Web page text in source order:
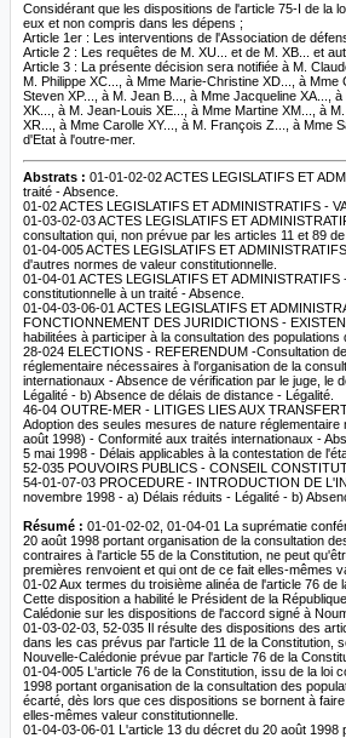
Considérant que les dispositions de l'article 75-I de la
eux et non compris dans les dépens ;
Article 1er : Les interventions de l'Association de
Article 2 : Les requêtes de M. XU... et de M. XB... et
Article 3 : La présente décision sera notifiée à M.
M. Philippe XC..., à Mme Marie-Christine XD..., à
Steven XP..., à M. Jean B..., à Mme Jacqueline XA...,
XK..., à M. Jean-Louis XE..., à Mme Martine XM..., à
XR..., à Mme Carolle XY..., à M. François Z..., à Mme
d'Etat à l'outre-mer.
Abstrats : 01-01-02-02 ACTES LEGISLATIFS ET
traité - Absence.
01-02 ACTES LEGISLATIFS ET ADMINISTRATIFS -
01-03-02-03 ACTES LEGISLATIFS ET
consultation qui, non prévue par les articles 11 et 89
01-04-005 ACTES LEGISLATIFS ET
d'autres normes de valeur constitutionnelle.
01-04-01 ACTES LEGISLATIFS ET
constitutionnelle à un traité - Absence.
01-04-03-06-01 ACTES LEGISLATIFS ET
FONCTIONNEMENT DES JURIDICTIONS -
habilitées à participer à la consultation des
28-024 ELECTIONS - REFERENDUM -Consultation
réglementaire nécessaires à l'organisation de la
internationaux - Absence de vérification par le juge, le
Légalité - b) Absence de délais de distance - Légalité.
46-04 OUTRE-MER - LITIGES LIES AUX
Adoption des seules mesures de nature
août 1998) - Conformité aux traités internationaux -
5 mai 1998 - Délais applicables à la contestation de
52-035 POUVOIRS PUBLICS - CONSEIL
54-01-07-03 PROCEDURE - INTRODUCTION DE
novembre 1998 - a) Délais réduits - Légalité - b)
Résumé : 01-01-02-02, 01-04-01 La suprématie
20 août 1998 portant organisation de la consultation
contraires à l'article 55 de la Constitution, ne peut
premières renvoient et qui ont de ce fait elles-mêmes
01-02 Aux termes du troisième alinéa de l'article 76
Cette disposition a habilité le Président de la
Calédonie sur les dispositions de l'accord signé à
01-03-02-03, 52-035 Il résulte des dispositions des
dans les cas prévus par l'article 11 de la Constitution,
Nouvelle-Calédonie prévue par l'article 76 de la
01-04-005 L'article 76 de la Constitution, issu de la loi
1998 portant organisation de la consultation des
écarté, dès lors que ces dispositions se bornent à
elles-mêmes valeur constitutionnelle.
01-04-03-06-01 L'article 13 du décret du 20 août